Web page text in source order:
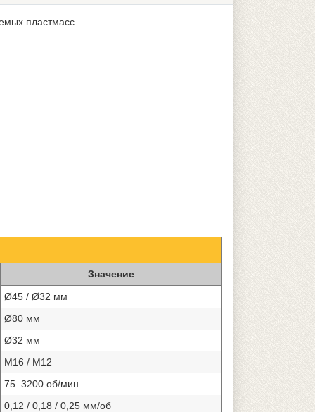
пластмасс.
Значение
Ø45 / Ø32 мм
Ø80 мм
Ø32 мм
М16 / М12
75–3200 об/мин
0,12 / 0,18 / 0,25 мм/об